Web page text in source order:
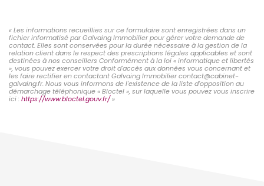
« Les informations recueillies sur ce formulaire sont enregistrées dans un
fichier informatisé par Galvaing Immobilier pour gérer votre demande de
contact. Elles sont conservées pour la durée nécessaire à la gestion de la
relation client dans le respect des prescriptions légales applicables et sont
destinées à nos conseillers Conformément à la loi « informatique et libertés
», vous pouvez exercer votre droit d'accès aux données vous concernant et
les faire rectifier en contactant Galvaing Immobilier contact@cabinet-
galvaing.fr. Nous vous informons de l'existence de la liste d'opposition au
démarchage téléphonique « Bloctel », sur laquelle vous pouvez vous inscrire
ici : https://www.bloctel.gouv.fr/»